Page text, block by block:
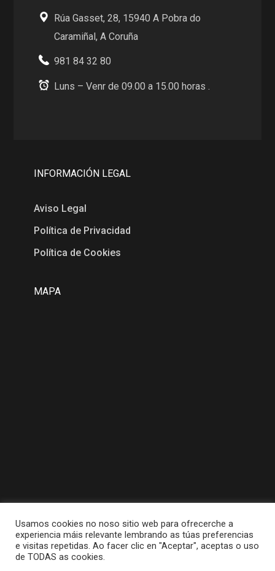
Rúa Gasset, 28, 15940 A Pobra do
Caramiñal, A Coruña
981 84 32 80
Luns – Venr de 09.00 a 15.00 horas .
INFORMACIÓN LEGAL
Aviso Legal
Política de Privacidad
Política de Cookies
MAPA
Usamos cookies no noso sitio web para ofrecerche a
experiencia máis relevante lembrando as túas preferencias
e visitas repetidas. Ao facer clic en "Aceptar", aceptas o uso
de TODAS as cookies.